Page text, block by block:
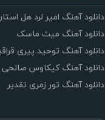
دانلود آهنگ امیر لرد هل استار
دانلود آهنگ میث ماسک
دانلود آهنگ توحید پیری
دانلود آهنگ کیکاوس صالحی
دانلود آهنگ تور زمری تقدیر